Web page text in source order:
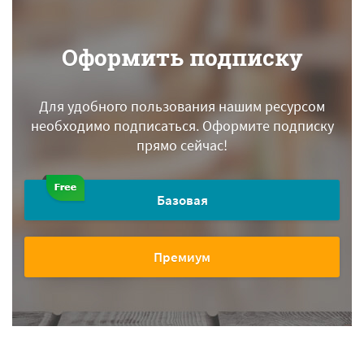
Оформить подписку
Для удобного пользования нашим ресурсом
необходимо подписаться.Оформите подписку
прямо сейчас!
Базовая
Премиум